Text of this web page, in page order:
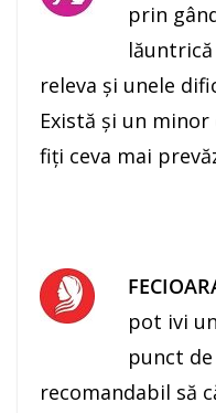
prin
releva şi unele
Există şi un
fiţi ceva mai
pot ivi
punct
recomandabil să